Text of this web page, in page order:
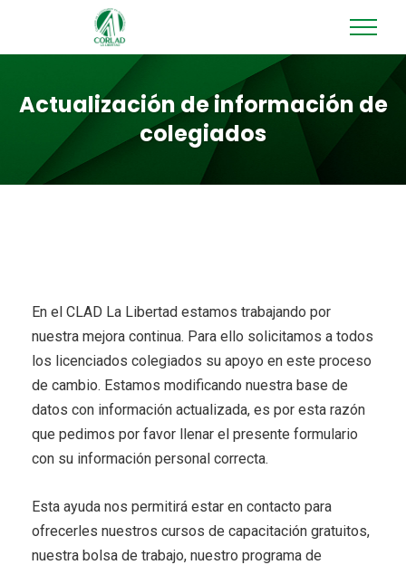
Actualización de información de
colegiados
En el CLAD La Libertad estamos trabajando por
nuestra mejora continua. Para ello solicitamos a todos
los licenciados colegiados su apoyo en este proceso
de cambio. Estamos modificando nuestra base de
datos con información actualizada, es por esta razón
que pedimos por favor llenar el presente formulario
con su información personal correcta.
Esta ayuda nos permitirá estar en contacto para
ofrecerles nuestros cursos de capacitación gratuitos,
nuestra bolsa de trabajo, nuestro programa de